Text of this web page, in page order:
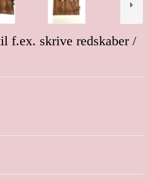
f.ex. skrive redskaber /